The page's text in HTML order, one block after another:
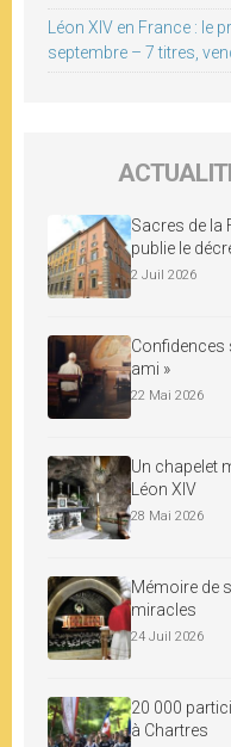
Léon XIV en France : le
septembre – 7 titres,
Sacres de la
publie le
2 Juil 2026
Confidences
ami »
22 Mai 2026
Un chapelet
Léon XIV
28 Mai 2026
Mémoire de
miracles
24 Juil 2026
20 000
à Chartres